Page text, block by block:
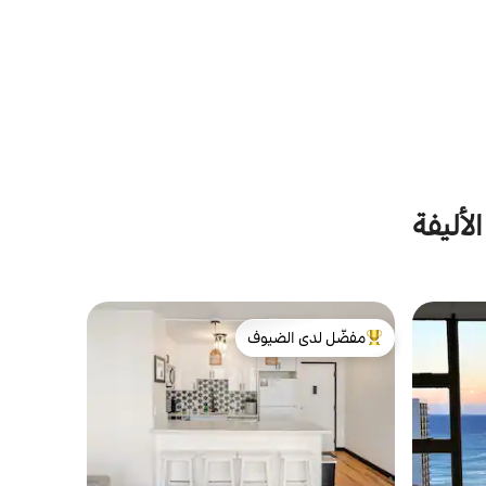
من أبرز البيوت المفضّلة لدى الضيوف
مفضّل لدى الضيوف